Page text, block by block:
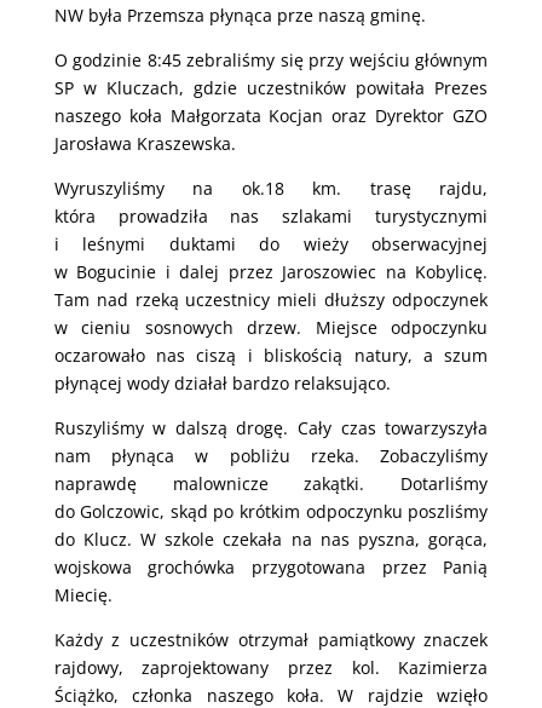
NW była Przemsza płynąca prze naszą gminę.
O godzinie 8:45 zebraliśmy się przy wejściu głównym
SP w Kluczach, gdzie uczestników powitała Prezes
naszego koła Małgorzata Kocjan oraz Dyrektor GZO
Jarosława Kraszewska.
Wyruszyliśmy na ok.18 km. trasę rajdu,
która prowadziła nas szlakami turystycznymi
i leśnymi duktami do wieży obserwacyjnej
w Bogucinie i dalej przez Jaroszowiec na Kobylicę.
Tam nad rzeką uczestnicy mieli dłuższy odpoczynek
w cieniu sosnowych drzew. Miejsce odpoczynku
oczarowało nas ciszą i bliskością natury, a szum
płynącej wody działał bardzo relaksująco.
Ruszyliśmy w dalszą drogę. Cały czas towarzyszyła
nam płynąca w pobliżu rzeka. Zobaczyliśmy
naprawdę malownicze zakątki. Dotarliśmy
do Golczowic, skąd po krótkim odpoczynku poszliśmy
do Klucz. W szkole czekała na nas pyszna, gorąca,
wojskowa grochówka przygotowana przez Panią
Miecię.
Każdy z uczestników otrzymał pamiątkowy znaczek
rajdowy, zaprojektowany przez kol. Kazimierza
Ściążko, członka naszego koła. W rajdzie wzięło